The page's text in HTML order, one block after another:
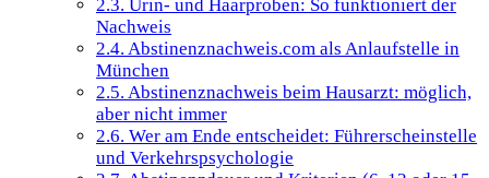
2.3. Urin- und Haarproben: So funktioniert der
Nachweis
2.4. Abstinenznachweis.com als Anlaufstelle in
München
2.5. Abstinenznachweis beim Hausarzt: möglich,
aber nicht immer
2.6. Wer am Ende entscheidet: Führerscheinstelle
und Verkehrspsychologie